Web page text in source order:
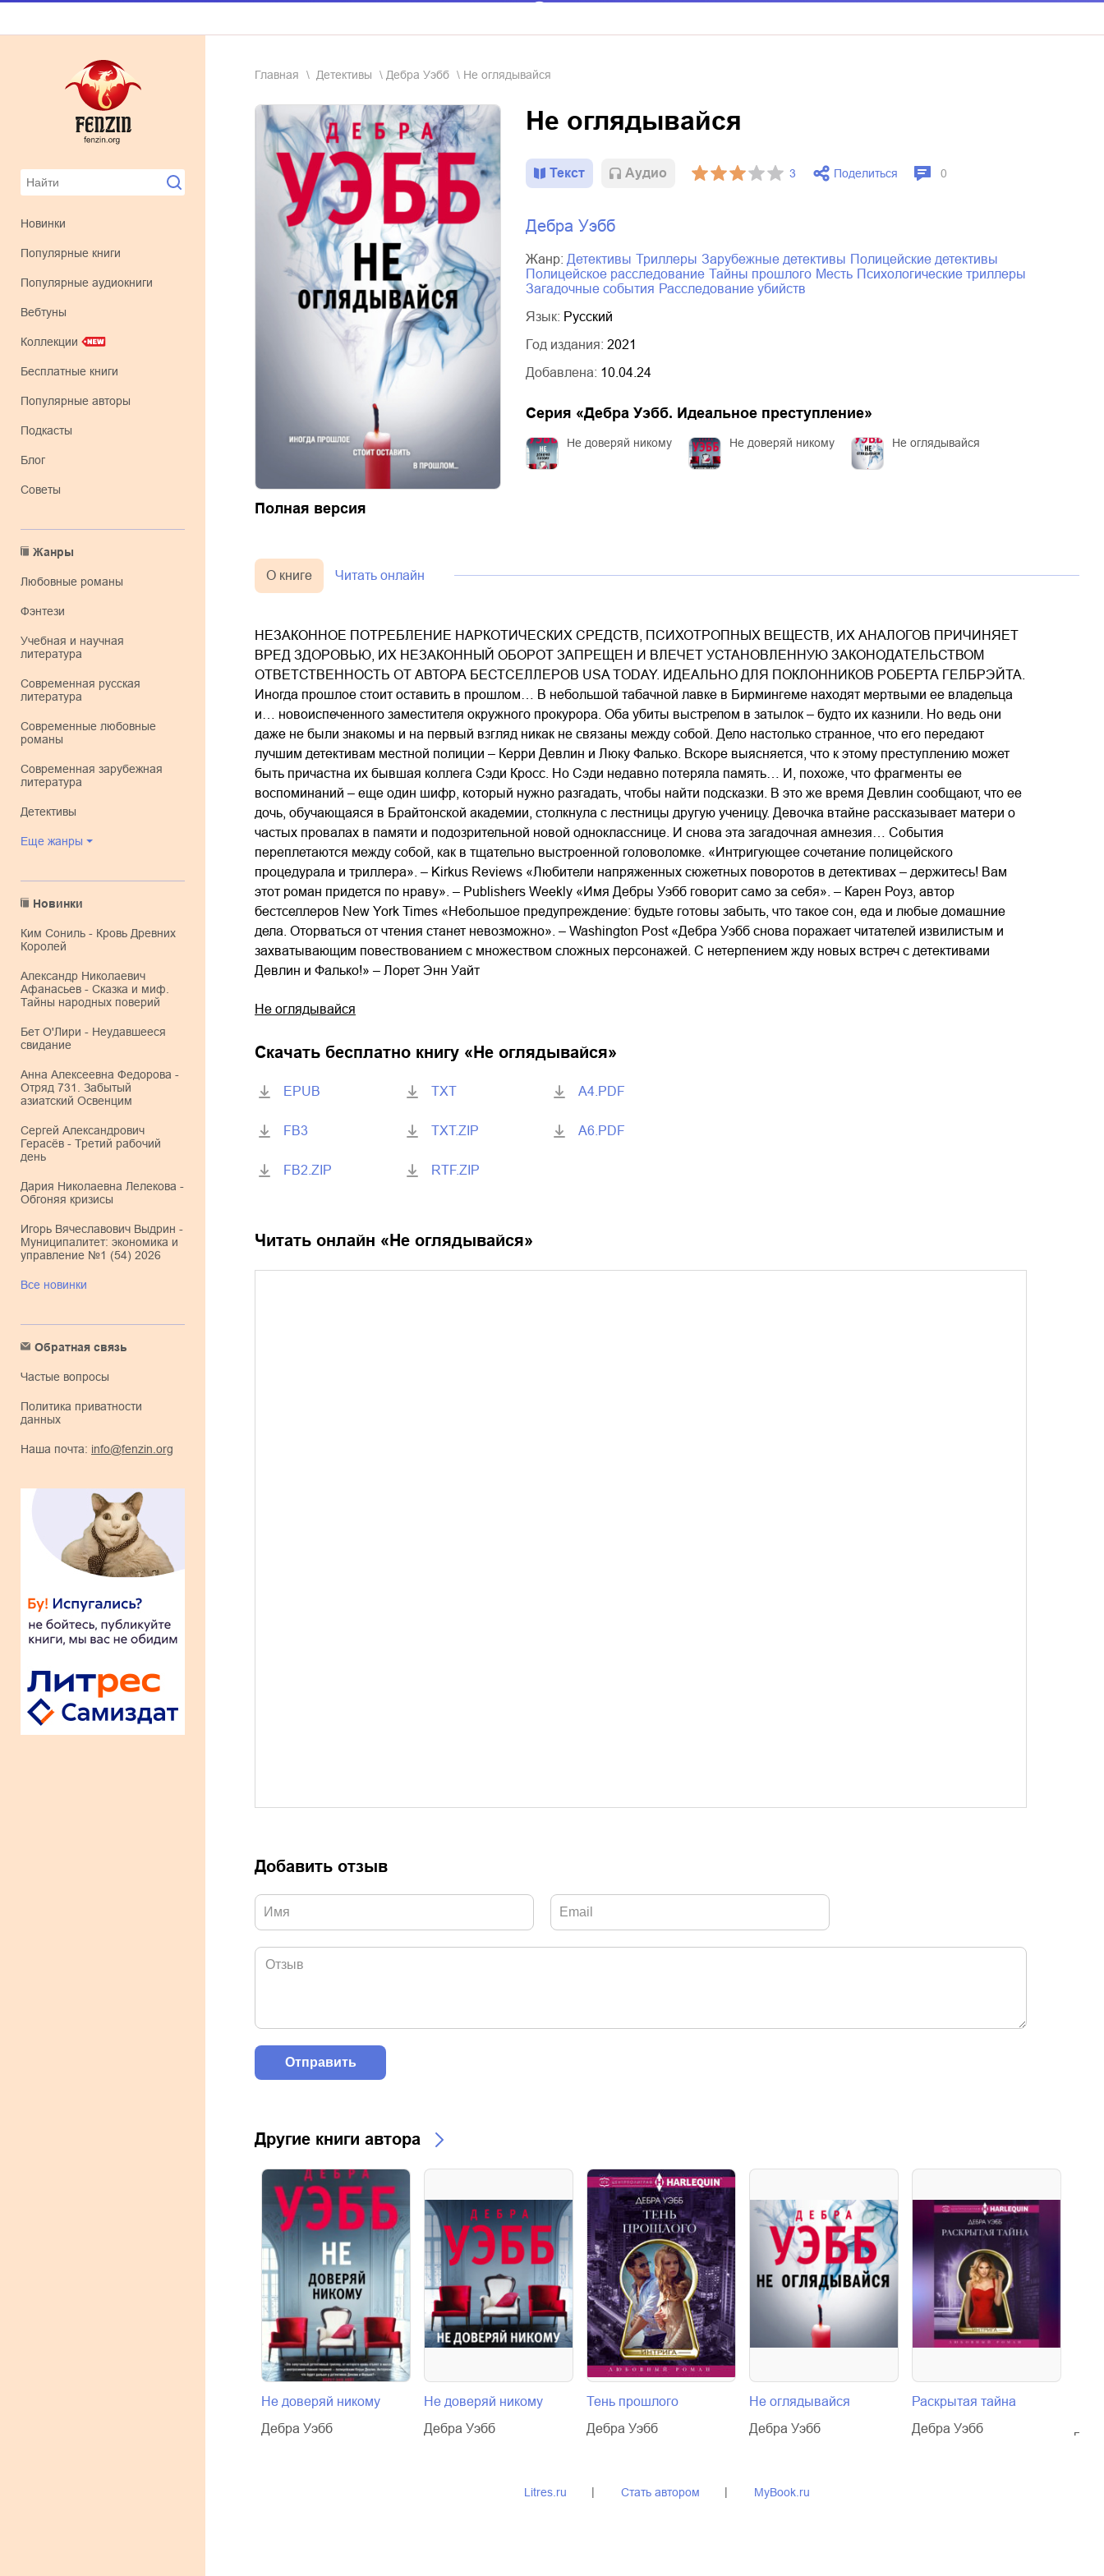
Новинки
Популярные книги
Популярные аудиокниги
Вебтуны
Коллекции
Бесплатные книги
Популярные авторы
Подкасты
Блог
Советы
Жанры
любовные романы
фэнтези
учебная и научная
литература
современная русская
литература
современные любовные
романы
современная зарубежная
литература
детективы
Еще жанры
Новинки
Ким Сониль - Кровь Древних
Королей
Александр Николаевич
Афанасьев - Сказка и миф.
Тайны народных поверий
Бет О'Лири - Неудавшееся
свидание
Анна Алексеевна Федорова -
Отряд 731. Забытый
азиатский Освенцим
Сергей Александрович
Герасёв - Третий рабочий
день
Дария Николаевна Лелекова -
Обгоняя кризисы
Игорь Вячеславович Выдрин -
Муниципалитет: экономика и
управление №1 (54) 2026
Все новинки
Обратная связь
Частые вопросы
Политика приватности
данных
Наша почта: info@fenzin.org
Главная детективы Дебра Уэбб Не оглядывайся
Полная версия
Не оглядывайся
Текст Aудио 3 Поделиться 0
Дебра Уэбб
Жанр: детективы триллеры зарубежные детективы
полицейские детективы
полицейское расследование
тайны прошлого месть
психологические триллеры
загадочные события
расследование убийств
Язык: Русский
Год издания: 2021
Добавлена: 10.04.24
Серия «Дебра Уэбб. Идеальное преступление»
Не доверяй никому Не доверяй никому Не оглядывайся
О книге Читать онлайн
НЕЗАКОННОЕ ПОТРЕБЛЕНИЕ НАРКОТИЧЕСКИХ СРЕДСТВ, ПСИХОТРОПНЫХ ВЕЩЕСТВ, ИХ АНАЛОГОВ ПРИЧИНЯЕТ
ВРЕД ЗДОРОВЬЮ, ИХ НЕЗАКОННЫЙ ОБОРОТ ЗАПРЕЩЕН И ВЛЕЧЕТ УСТАНОВЛЕННУЮ ЗАКОНОДАТЕЛЬСТВОМ
ОТВЕТСТВЕННОСТЬ ОТ АВТОРА БЕСТСЕЛЛЕРОВ USA TODAY. ИДЕАЛЬНО ДЛЯ ПОКЛОННИКОВ РОБЕРТА ГЕЛБРЭЙТА.
Иногда прошлое стоит оставить в прошлом… В небольшой табачной лавке в Бирмингеме находят мертвыми ее владельца
и… новоиспеченного заместителя окружного прокурора. Оба убиты выстрелом в затылок – будто их казнили. Но ведь они
даже не были знакомы и на первый взгляд никак не связаны между собой. Дело настолько странное, что его передают
лучшим детективам местной полиции – Керри Девлин и Люку Фалько. Вскоре выясняется, что к этому преступлению может
быть причастна их бывшая коллега Сэди Кросс. Но Сэди недавно потеряла память… И, похоже, что фрагменты ее
воспоминаний – еще один шифр, который нужно разгадать, чтобы найти подсказки. В это же время Девлин сообщают, что ее
дочь, обучающаяся в Брайтонской академии, столкнула с лестницы другую ученицу. Девочка втайне рассказывает матери о
частых провалах в памяти и подозрительной новой однокласснице. И снова эта загадочная амнезия… События
переплетаются между собой, как в тщательно выстроенной головоломке. «Интригующее сочетание полицейского
процедурала и триллера». – Kirkus Reviews «Любители напряженных сюжетных поворотов в детективах – держитесь! Вам
этот роман придется по нраву». – Publishers Weekly «Имя Дебры Уэбб говорит само за себя». – Карен Роуз, автор
бестселлеров New York Times «Небольшое предупреждение: будьте готовы забыть, что такое сон, еда и любые домашние
дела. Оторваться от чтения станет невозможно». – Washington Post «Дебра Уэбб снова поражает читателей извилистым и
захватывающим повествованием с множеством сложных персонажей. С нетерпением жду новых встреч с детективами
Девлин и Фалько!» – Лорет Энн Уайт
Не оглядывайся
Скачать бесплатно книгу « Не оглядывайся»
EPUB
FB3
FB2.ZIP
TXT
TXT.ZIP
RTF.ZIP
A4.PDF
A6.PDF
Читать онлайн « Не оглядывайся»
Добавить отзыв
Другие книги автора
Не доверяй никому
Дебра Уэбб
Не доверяй никому
Дебра Уэбб
Тень прошлого
Дебра Уэбб
Не оглядывайся
Дебра Уэбб
Раскрытая тайна
Дебра Уэбб
Litres.ru Стать автором MyBook.ru